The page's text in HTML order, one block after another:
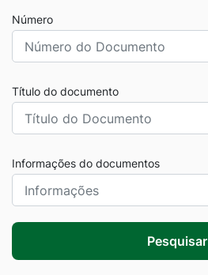
Número
Título do documento
Informações do documentos
Pesquisar